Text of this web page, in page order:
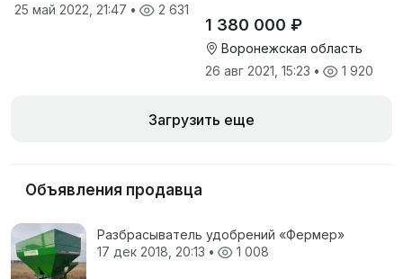
25 май 2022, 21:47 • 2 631
1 380 000 ₽
Воронежская область
26 авг 2021, 15:23 • 1 920
Загрузить еще
Объявления продавца
Разбрасыватель удобрений «Фермер»
17 дек 2018, 20:13 • 1 008